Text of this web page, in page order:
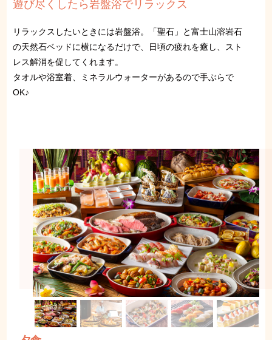
遊び尽くしたら岩盤浴でリラックス
リラックスしたいときには岩盤浴。「聖石」と富士山溶岩石
の天然石ベッドに横になるだけで、日頃の疲れを癒し、スト
レス解消を促してくれます。
タオルや浴室着、ミネラルウォーターがあるので手ぶらで
OK♪